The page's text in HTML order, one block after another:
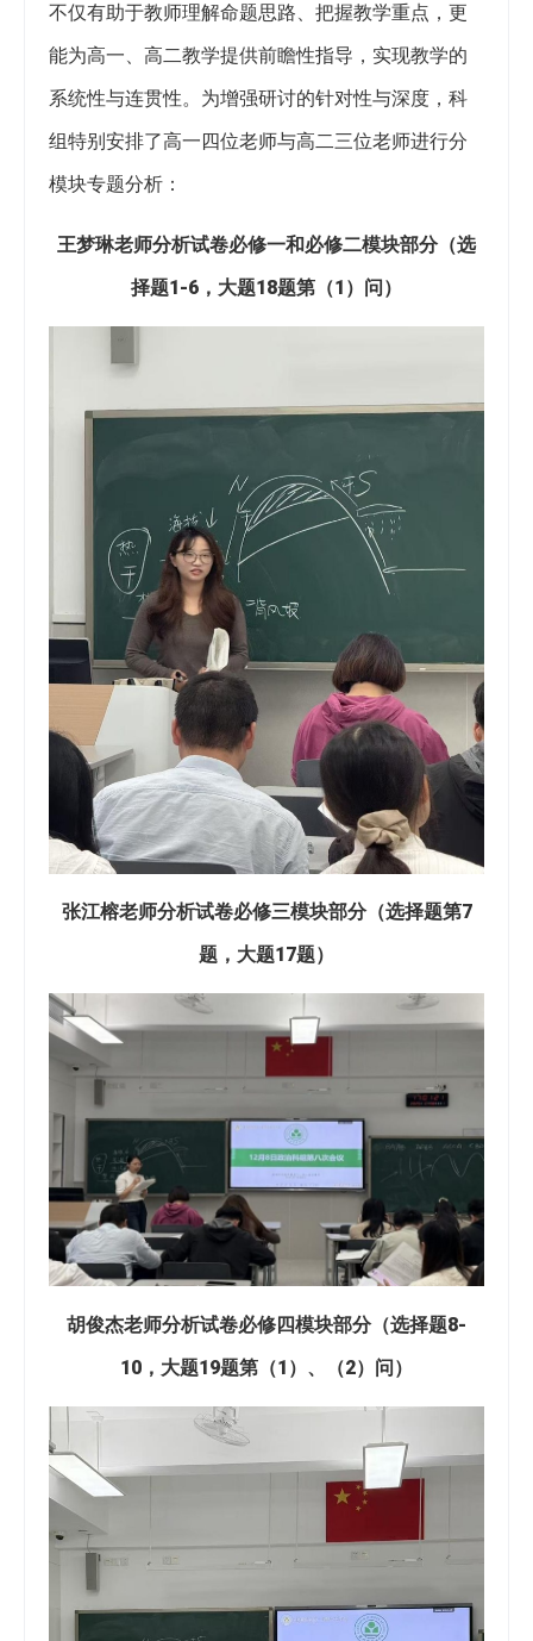
不仅有助于教师理解命题思路、把握教学重点，更
能为高一、高二教学提供前瞻性指导，实现教学的
系统性与连贯性。为增强研讨的针对性与深度，科
组特别安排了高一四位老师与高二三位老师进行分
模块专题分析：
王梦琳老师分析试卷必修一和必修二模块部分（选
择题1-6，大题18题第（1）问）
张江榕老师分析试卷必修三模块部分（选择题第7
题，大题17题）
胡俊杰老师分析试卷必修四模块部分（选择题8-
10，大题19题第（1）、（2）问）